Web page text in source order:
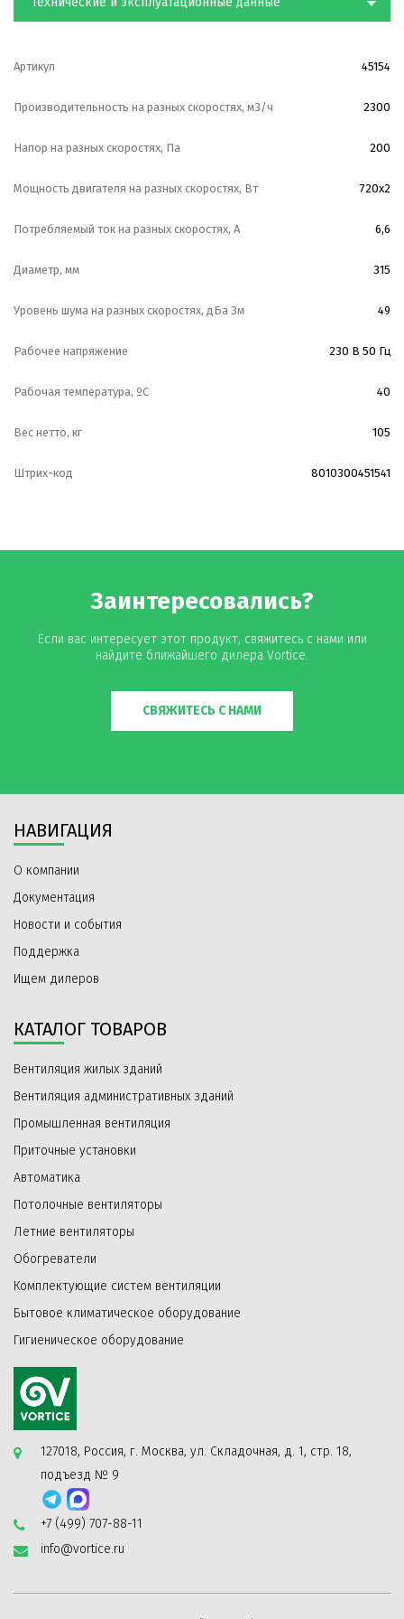
Установка комплектуется фильтрами очистки F5.
фильтры очистки воздуха F7, вытяжные вентиляторы,
отвода дренажа.
Артикул 45154
Производительность на разных скоростях, м3/ч 2300
Напор на разных скоростях, Па 200
Мощность двигателя на разных скоростях, Вт 720х2
Потребляемый ток на разных скоростях, А 6,6
Диаметр, мм 315
Уровень шума на разных скоростях, дБа 3м 49
Рабочее напряжение 230 В 50 Гц
Рабочая температура, ºС 40
Вес нетто, кг 105
Штрих-код 8010300451541
Заинтересовались?
Если вас интересует этот продукт, свяжитесь с нами или
найдите ближайшего дилера Vortice.
СВЯЖИТЕСЬ С НАМИ
НАВИГАЦИЯ
О компании
Документация
Новости и события
Поддержка
Ищем дилеров
КАТАЛОГ ТОВАРОВ
Вентиляция жилых зданий
Вентиляция административных зданий
Промышленная вентиляция
Приточные установки
Автоматика
Потолочные вентиляторы
Летние вентиляторы
Обогреватели
Комплектующие систем вентиляции
Бытовое климатическое оборудование
Гигиеническое оборудование
127018, Россия, г. Москва, ул. Складочная, д. 1, стр. 18,
подъезд № 9
+7 (499) 707-88-11
info@vortice.ru